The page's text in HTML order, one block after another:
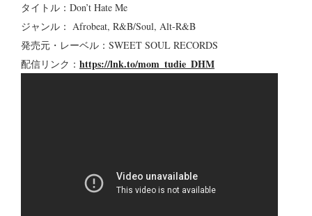
タイトル：Don’t Hate Me
ジャンル： Afrobeat, R&B/Soul, Alt-R&B
発売元・レーベル：SWEET SOUL RECORDS
配信リンク： https://lnk.to/mom_tudie_DHM